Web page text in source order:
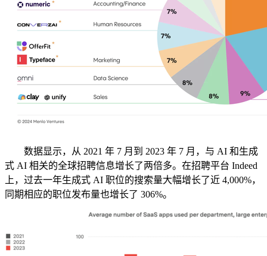
数据显示，从 2021 年 7 月到 2023 年 7 月，与 AI 和生成
式 AI 相关的全球招聘信息增长了两倍多。在招聘平台 Indeed
上，过去一年生成式 AI 职位的搜索量大幅增长了近 4,000%，
同期相应的职位发布量也增长了 306%。